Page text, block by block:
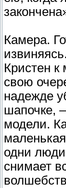
Камера.
Кристен к
свою
надежде
шапочке,
модели.
одни
снимает